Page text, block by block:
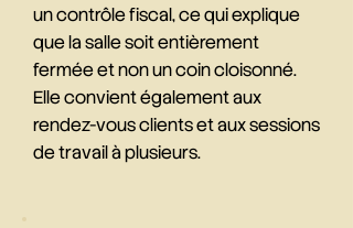
un contrôle fiscal, ce qui explique
que la salle soit entièrement
fermée et non un coin cloisonné.
Elle convient également aux
rendez-vous clients et aux sessions
de travail à plusieurs.